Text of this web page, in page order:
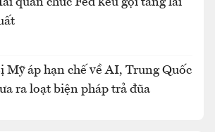
Mỹ áp hạn chế về AI, Trung Quốc
ra loạt biện pháp trả đũa